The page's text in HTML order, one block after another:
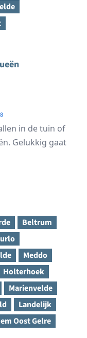
in de tuin of
Gelukkig gaat
Beltrum
Meddo
Holterhoek
Marienvelde
Landelijk
Oost Gelre